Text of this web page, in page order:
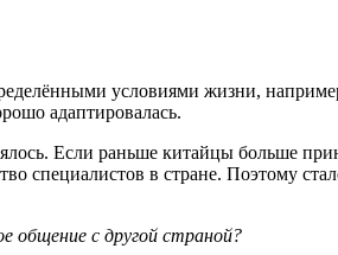
условиями жизни,
адаптировалась.
Если раньше китайцы больше
специалистов в стране. Поэтому
общение с другой страной?